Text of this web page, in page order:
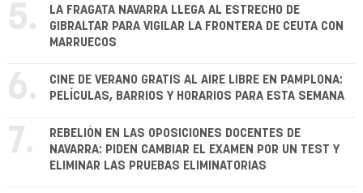
5.
LA FRAGATA NAVARRA LLEGA AL ESTRECHO DE
GIBRALTAR PARA VIGILAR LA FRONTERA DE CEUTA CON
MARRUECOS
6.
CINE DE VERANO GRATIS AL AIRE LIBRE EN PAMPLONA:
PELÍCULAS, BARRIOS Y HORARIOS PARA ESTA SEMANA
7.
REBELIÓN EN LAS OPOSICIONES DOCENTES DE
NAVARRA: PIDEN CAMBIAR EL EXAMEN POR UN TEST Y
ELIMINAR LAS PRUEBAS ELIMINATORIAS